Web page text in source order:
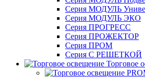
Серия МОДУЛЬ
Серия МОДУЛЬ ЭКО
Серия ПРОГРЕСС
Серия ПРОЖЕКТОР
Серия ПРОМ
Серия С РЕШЕТКОЙ
Торговое